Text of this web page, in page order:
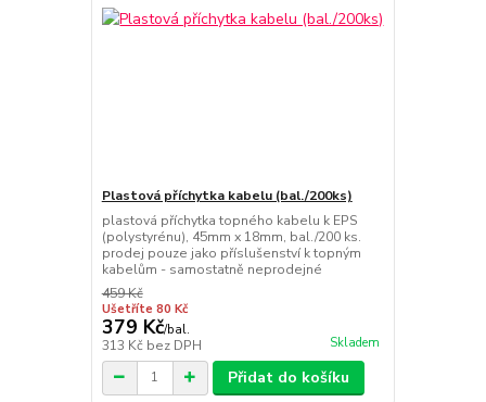
Plastová příchytka kabelu (bal./200ks)
plastová příchytka topného kabelu k EPS
(polystyrénu), 45mm x 18mm, bal./200 ks.
prodej pouze jako příslušenství k topným
kabelům - samostatně neprodejné
459 Kč
Ušetříte 80 Kč
379 Kč/bal.
313 Kč bez DPH Skladem
Přidat do košíku